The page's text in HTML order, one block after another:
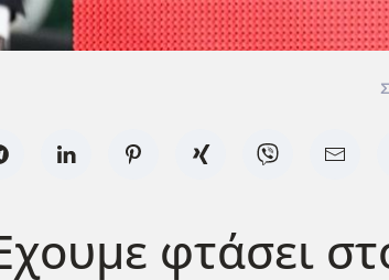
φτάσει